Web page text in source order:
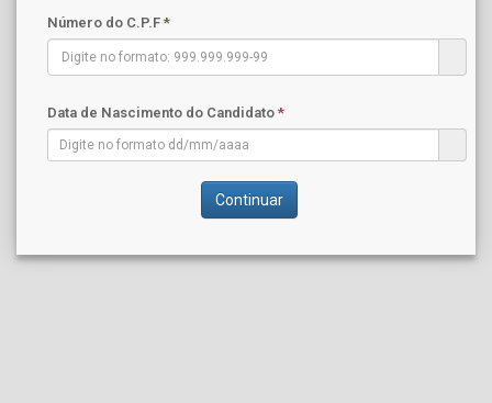
Número do C.P.F *
Data de Nascimento do Candidato *
Continuar